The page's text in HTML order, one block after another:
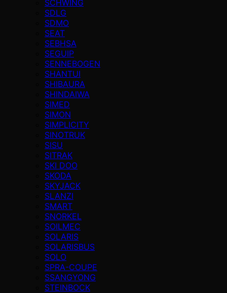
SCHWING
SDLG
SDMO
SEAT
SEBHSA
SEGUIP
SENNEBOGEN
SHANTUI
SHIBAURA
SHINDAIWA
SIMED
SIMON
SIMPLICITY
SINOTRUK
SISU
SITRAK
SKI DOO
SKODA
SKYJACK
SLANZI
SMART
SNORKEL
SOILMEC
SOLARIS
SOLARISBUS
SOLO
SPRA-COUPE
SSANGYONG
STEINBOCK